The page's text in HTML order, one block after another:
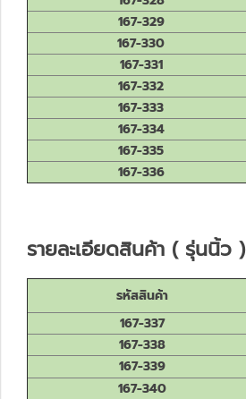
167-329
167-330
167-331
167-332
167-333
167-334
167-335
167-336
รายละเอียดสินค้า ( รุ่นนิ้ว )
รหัสสินค้า
167-337
167-338
167-339
167-340